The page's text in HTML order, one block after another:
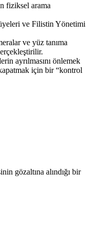
fiziksel arama
ve Filistin Yönetimi
ve yüz tanıma
ayrılmasını önlemek
için bir “kontrol
gözaltına alındığı bir